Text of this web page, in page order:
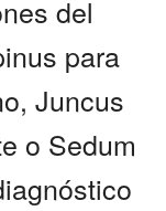
del
para
Juncus
o Sedum